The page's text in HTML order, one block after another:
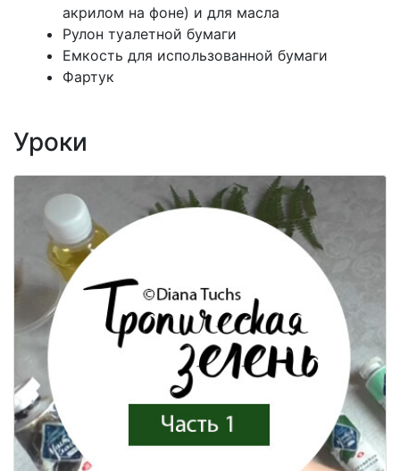
акрилом на фоне) и для масла
Рулон туалетной бумаги
Емкость для использованной бумаги
Фартук
Уроки